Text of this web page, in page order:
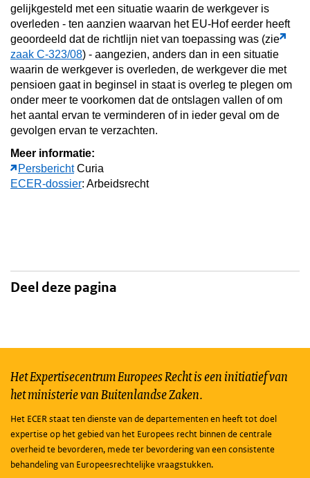
gelijkgesteld met een situatie waarin de werkgever is
overleden - ten aanzien waarvan het EU-Hof eerder heeft
geoordeeld dat de richtlijn niet van toepassing was (zie
zaak C-323/08) - aangezien, anders dan in een situatie
waarin de werkgever is overleden, de werkgever die met
pensioen gaat in beginsel in staat is overleg te plegen om
onder meer te voorkomen dat de ontslagen vallen of om
het aantal ervan te verminderen of in ieder geval om de
gevolgen ervan te verzachten.
Meer informatie:
PersberichtCuria
ECER-dossier: Arbeidsrecht
Deel deze pagina
Het Expertisecentrum Europees Recht is een initiatief van
het ministerie van Buitenlandse Zaken.
Het ECER staat ten dienste van de departementen en heeft tot doel
expertise op het gebied van het Europees recht binnen de centrale
overheid te bevorderen, mede ter bevordering van een consistente
behandeling van Europeesrechtelijke vraagstukken.